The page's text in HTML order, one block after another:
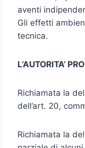
aventi
Gli effetti
tecnica.
L’AUTORITA’
Richiamata la
dell’art. 20,
Richiamata la